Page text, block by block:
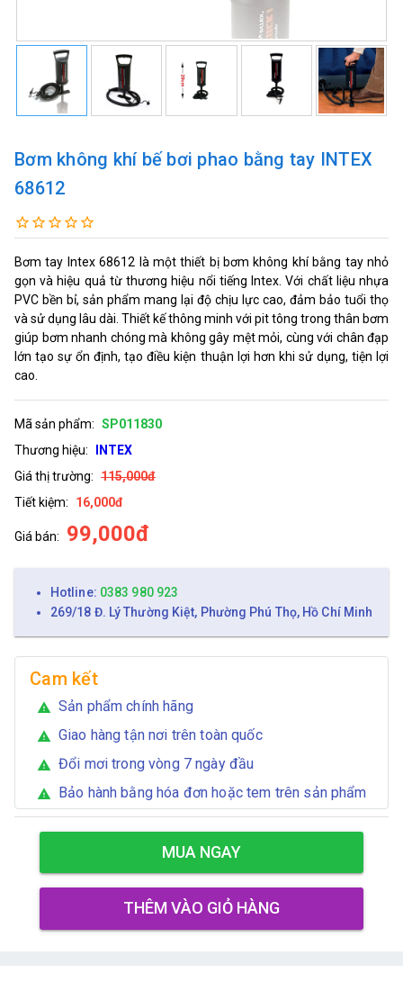
Bơm không khí bế bơi phao bằng tay INTEX
68612
Bơm tay Intex 68612 là một thiết bị bơm không khí bằng tay nhỏ
gọn và hiệu quả từ thương hiệu nổi tiếng Intex. Với chất liệu nhựa
PVC bền bỉ, sản phẩm mang lại độ chịu lực cao, đảm bảo tuổi thọ
và sử dụng lâu dài. Thiết kế thông minh với pit tông trong thân bơm
giúp bơm nhanh chóng mà không gây mệt mỏi, cùng với chân đạp
lớn tạo sự ổn định, tạo điều kiện thuận lợi hơn khi sử dụng, tiện lợi
cao.
Mã sản phẩm: SP011830
Thương hiệu:
INTEX
Giá thị trường: 115,000đ
Tiết kiệm:
16,000đ
Giá bán: 99,000đ
Hotline: 0383 980 923
269/18 Đ. Lý Thường Kiệt, Phường Phú Thọ, Hồ Chí Minh
Cam kết
warning Sản phẩm chính hãng
warning Giao hàng tận nơi trên toàn quốc
warning Đổi mơi trong vòng 7 ngày đầu
warning Bảo hành bằng hóa đơn hoặc tem trên sản phẩm
MUA NGAY
THÊM VÀO GIỎ HÀNG